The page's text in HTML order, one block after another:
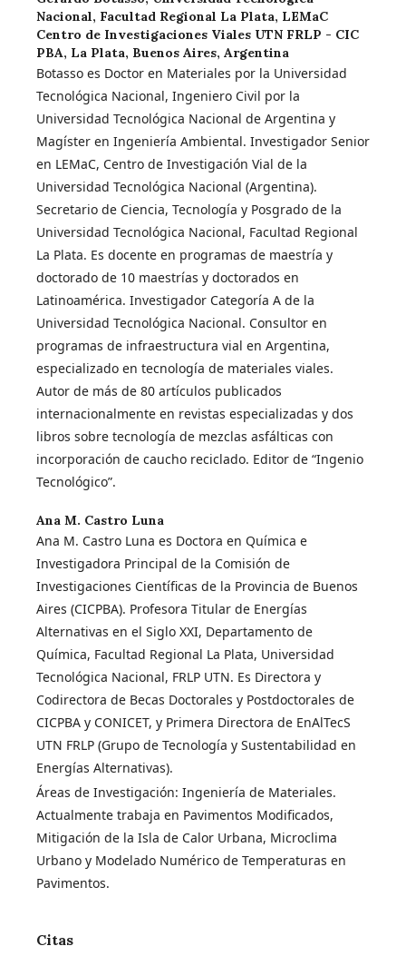
Nacional, Facultad Regional La Plata, LEMaC
Centro de Investigaciones Viales UTN FRLP - CIC
PBA, La Plata, Buenos Aires, Argentina
Botasso es Doctor en Materiales por la Universidad
Tecnológica Nacional, Ingeniero Civil por la
Universidad Tecnológica Nacional de Argentina y
Magíster en Ingeniería Ambiental. Investigador Senior
en LEMaC, Centro de Investigación Vial de la
Universidad Tecnológica Nacional (Argentina).
Secretario de Ciencia, Tecnología y Posgrado de la
Universidad Tecnológica Nacional, Facultad Regional
La Plata. Es docente en programas de maestría y
doctorado de 10 maestrías y doctorados en
Latinoamérica. Investigador Categoría A de la
Universidad Tecnológica Nacional. Consultor en
programas de infraestructura vial en Argentina,
especializado en tecnología de materiales viales.
Autor de más de 80 artículos publicados
internacionalmente en revistas especializadas y dos
libros sobre tecnología de mezclas asfálticas con
incorporación de caucho reciclado. Editor de “Ingenio
Tecnológico”.
Ana M. Castro Luna
Ana M. Castro Luna es Doctora en Química e
Investigadora Principal de la Comisión de
Investigaciones Científicas de la Provincia de Buenos
Aires (CICPBA). Profesora Titular de Energías
Alternativas en el Siglo XXI, Departamento de
Química, Facultad Regional La Plata, Universidad
Tecnológica Nacional, FRLP UTN. Es Directora y
Codirectora de Becas Doctorales y Postdoctorales de
CICPBA y CONICET, y Primera Directora de EnAlTecS
UTN FRLP (Grupo de Tecnología y Sustentabilidad en
Energías Alternativas).
Áreas de Investigación: Ingeniería de Materiales.
Actualmente trabaja en Pavimentos Modificados,
Mitigación de la Isla de Calor Urbana, Microclima
Urbano y Modelado Numérico de Temperaturas en
Pavimentos.
Citas